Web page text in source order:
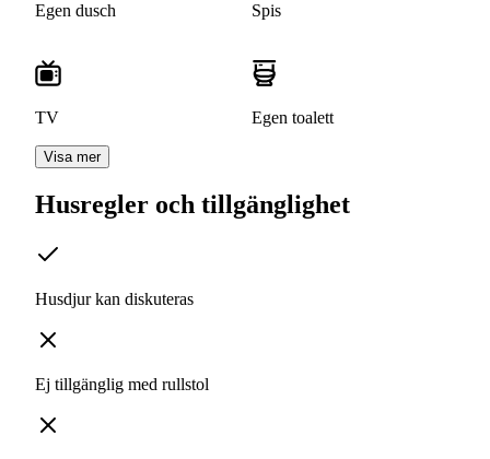
Egen dusch Spis
TV Egen toalett
Visa mer
Husregler och tillgänglighet
Husdjur kan diskuteras
Ej tillgänglig med rullstol